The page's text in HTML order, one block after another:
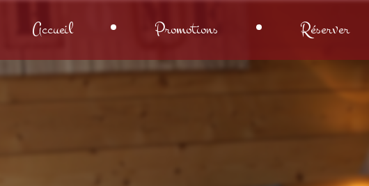
Accueil Promotions Réserver